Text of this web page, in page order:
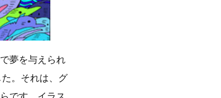
夢を与えられ
。それは、グ